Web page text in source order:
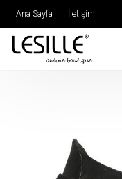
Ana Sayfa İletişim